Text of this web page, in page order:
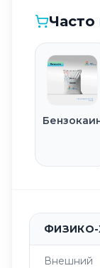
Часто
Внешний